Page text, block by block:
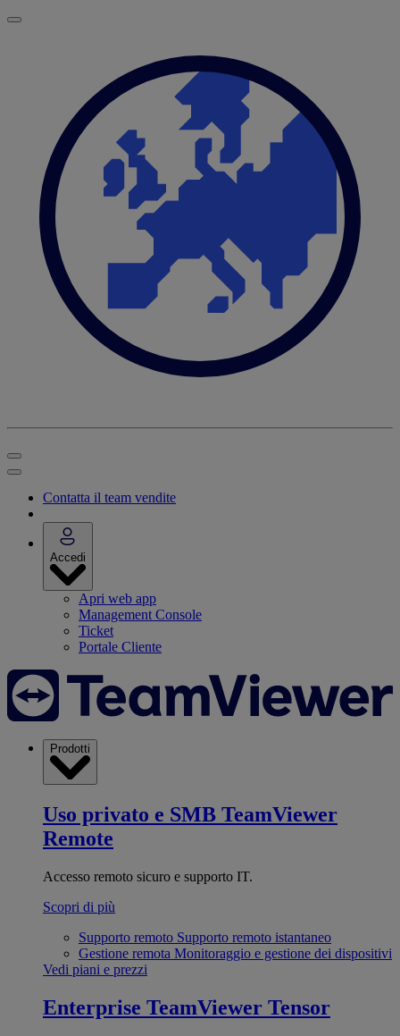
Contatta il team vendite
Accedi
Apri web app
Management Console
Ticket
Portale Cliente
Prodotti
Uso privato e SMB TeamViewer
Remote
Accesso remoto sicuro e supporto IT.
Scopri di più
Supporto remoto Supporto remoto istantaneo
Gestione remota Monitoraggio e gestione dei dispositivi
Vedi piani e prezzi
Enterprise TeamViewer Tensor